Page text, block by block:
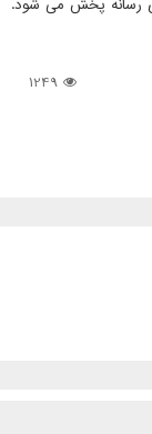
رسانه پخش می شود.
1249